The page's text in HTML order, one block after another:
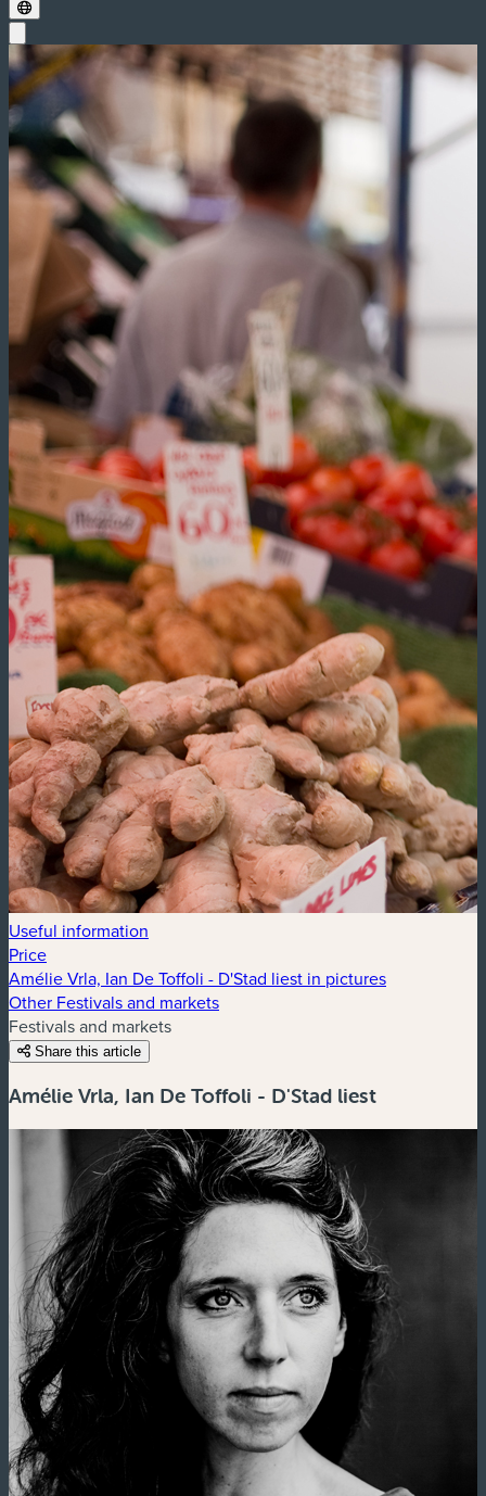
Useful information
Price
Amélie Vrla, Ian De Toffoli - D'Stad liest in pictures
Other Festivals and markets
Festivals and markets
Share this article
Amélie Vrla, Ian De Toffoli - D'Stad liest